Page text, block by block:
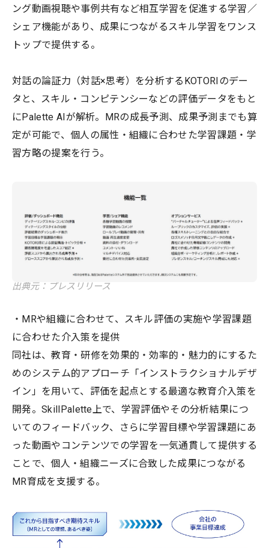
ング動画視聴や事例共有など相互学習を促進する学習／
シェア機能があり、成果につながるスキル学習をワンス
トップで提供する。
対話の論証力（対話×思考）を分析するKOTORIのデー
タと、スキル・コンピテンシーなどの評価データをもと
にPalette AIが解析。MRの成長予測、成果予測までも算
定が可能で、個人の属性・組織に合わせた学習課題・学
習方略の提案を行う。
出典元：プレスリリース
・MRや組織に合わせて、スキル評価の実施や学習課題
に合わせた介入策を提供
同社は、教育・研修を効果的・効率的・魅力的にするた
めのシステム的アプローチ「インストラクショナルデザ
イン」を用いて、評価を起点とする最適な教育介入策を
開発。SkillPalette上で、学習評価やその分析結果につ
いてのフィードバック、さらに学習目標や学習課題にあ
った動画やコンテンツでの学習を一気通貫して提供する
ことで、個人・組織ニーズに合致した成果につながる
MR育成を支援する。